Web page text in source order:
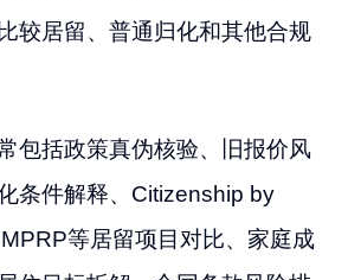
较居留、普通归化和其他合规
包括政策真伪核验、旧报价风
条件解释、Citizenship by
等居留项目对比、家庭成